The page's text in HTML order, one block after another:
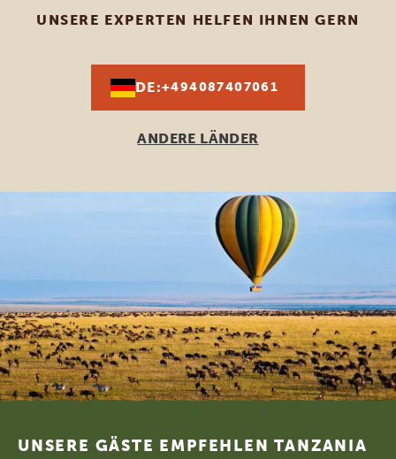
UNSERE EXPERTEN HELFEN IHNEN GERN
DE:+494087407061
ANDERE LÄNDER
Footer
UNSERE GÄSTE EMPFEHLEN TANZANIA